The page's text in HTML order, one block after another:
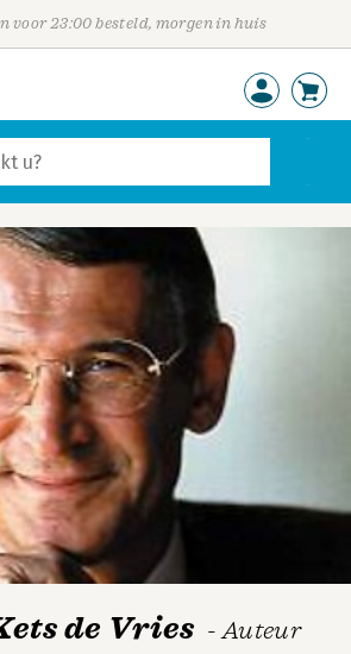
voor 23:00 besteld, morgen in huis
de Vries - Auteur